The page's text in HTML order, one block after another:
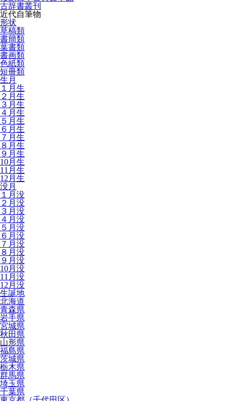
古辞書叢刊
近代自筆物
形状
草稿類
書簡類
葉書類
書画類
色紙類
短冊類
生月
１月生
２月生
３月生
４月生
５月生
６月生
７月生
８月生
９月生
10月生
11月生
12月生
没月
１月没
２月没
３月没
４月没
５月没
６月没
７月没
８月没
９月没
10月没
11月没
12月没
生誕地
北海道
青森県
岩手県
宮城県
秋田県
山形県
福島県
茨城県
栃木県
群馬県
埼玉県
千葉県